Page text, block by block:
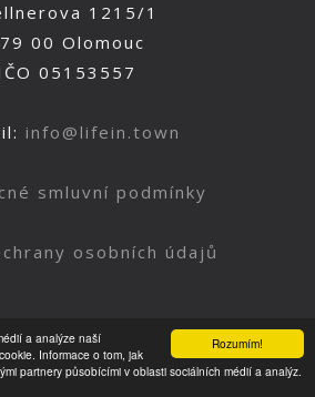
Rozumím!
a analýze naší
Informace o tom, jak
partnery působícími v oblasti sociálních médií a analýz.
1215/1
00 Olomouc
05153557
info@lifein.town
smluvní podmínky
osobních údajů
Nahoru